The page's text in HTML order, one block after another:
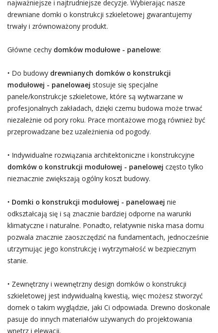
najważniejsze i najtrudniejsze decyzje. Wybierając nasze
drewniane domki o konstrukcji szkieletowej gwarantujemy
trwały i zrównoważony produkt.
Główne cechy domków modułowe - panelowe:
• Do budowy drewnianych domków o konstrukcji
modułowej - panelowaej stosuje się specjalne
panele/konstrukcje szkieletowe, które są wytwarzane w
profesjonalnych zakładach, dzięki czemu budowa może trwać
niezależnie od pory roku. Prace montażowe mogą również być
przeprowadzane bez uzależnienia od pogody.
• Indywidualne rozwiązania architektoniczne i konstrukcyjne
domków o konstrukcji modułowej - panelowej często tylko
nieznacznie zwiększają ogólny koszt budowy.
• Domki o konstrukcji modułowej - panelowaej nie
odkształcają się i są znacznie bardziej odporne na warunki
klimatyczne i naturalne. Ponadto, relatywnie niska masa domu
pozwala znacznie zaoszczędzić na fundamentach, jednocześnie
utrzymując jego konstrukcję i wytrzymałość w bezpiecznym
stanie.
• Zewnętrzny i wewnętrzny design domków o konstrukcji
szkieletowej jest indywidualną kwestią, więc możesz stworzyć
domek o takim wyglądzie, jaki Ci odpowiada. Drewno doskonale
pasuje do innych materiałów używanych do projektowania
wnętrz i elewacji.